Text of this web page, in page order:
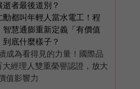
逝者最後道別？
勳都叫年輕人當水電工！程
智慧通膨重新定義「有價值
到底什麼樣子？
成為看得見的力量！國際品
大經理人雙重榮譽認證，放大
值影響力